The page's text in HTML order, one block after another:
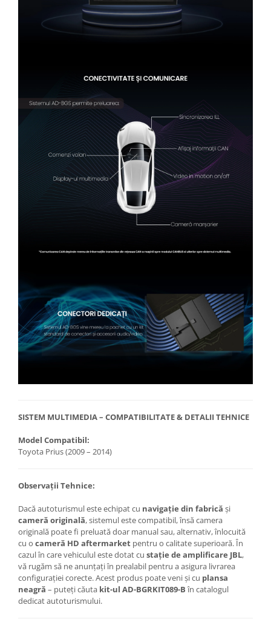
SISTEM MULTIMEDIA – COMPATIBILITATE & DETALII TEHNICE
Model Compatibil:
Toyota Prius (2009 – 2014)
Observații Tehnice:
Dacă autoturismul este echipat cu navigație din fabrică și
cameră originală, sistemul este compatibil, însă camera
originală poate fi preluată doar manual sau, alternativ, înlocuită
cu o cameră HD aftermarket pentru o calitate superioară. În
cazul în care vehiculul este dotat cu stație de amplificare JBL,
vă rugăm să ne anunțați în prealabil pentru a asigura livrarea
configurației corecte. Acest produs poate veni și cu plansa
neagră – puteți căuta kit-ul AD-BGRKIT089-Bîn catalogul
dedicat autoturismului.